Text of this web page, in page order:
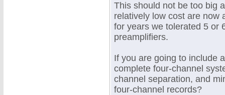
This should not be too big
relatively low cost are now
for years we tolerated 5 or
preamplifiers.
If you are going to include
complete four-channel
channel separation, and
four-channel records?